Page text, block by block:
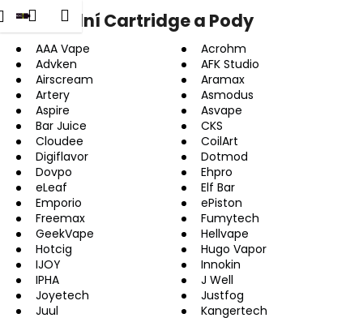
Přejít
na
obsah
Přihlášení
Nákupní
košík
Menu
Náhradní Cartridge a Pody
AAA Vape
Acrohm
Advken
AFK Studio
Airscream
Aramax
Artery
Asmodus
Aspire
Asvape
Bar Juice
CKS
Cloudee
CoilArt
Digiflavor
Dotmod
Dovpo
Ehpro
eLeaf
Elf Bar
Emporio
ePiston
Freemax
Fumytech
GeekVape
Hellvape
Hotcig
Hugo Vapor
IJOY
Innokin
IPHA
J Well
Joyetech
Justfog
Juul
Kangertech
K
o
C
o
p
o
t
ř
e
b
u
j
e